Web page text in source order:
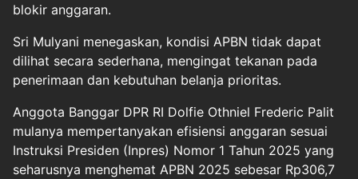
blokir anggaran.
Sri Mulyani menegaskan, kondisi APBN tidak dapat
dilihat secara sederhana, mengingat tekanan pada
penerimaan dan kebutuhan belanja prioritas.
Anggota Banggar DPR RI Dolfie Othniel Frederic Palit
mulanya mempertanyakan efisiensi anggaran sesuai
Instruksi Presiden (Inpres) Nomor 1 Tahun 2025 yang
seharusnya menghemat APBN 2025 sebesar Rp306,7